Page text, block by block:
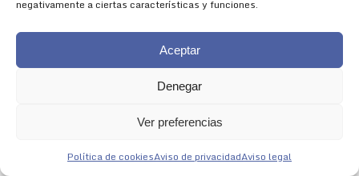
negativamente a ciertas características y funciones.
Aceptar
Denegar
Ver preferencias
Política de cookiesAviso de privacidadAviso legal
NACIDA PARA IMPRESIONAR